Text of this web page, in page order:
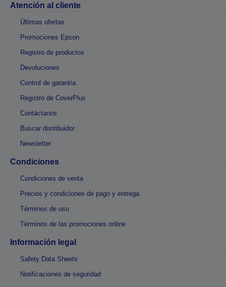
Atención al cliente
Últimas ofertas
Promociones Epson
Registro de productos
Devoluciones
Control de garantía
Registro de CoverPlus
Contáctanos
Buscar distribuidor
Newsletter
Condiciones
Condiciones de venta
Precios y condiciones de pago y entrega
Términos de uso
Términos de las promociones online
Información legal
Safety Data Sheets
Notificaciones de seguridad